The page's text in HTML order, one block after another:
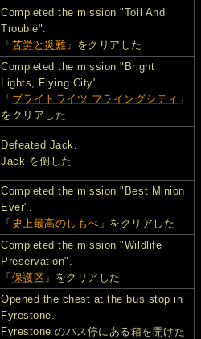
Completed the mission "Toil And
Trouble".
「 苦労と災難 」をクリアした
Completed the mission "Bright
Lights, Flying City".
「 ブライトライツ フライングシティ 」
をクリアした
Defeated Jack.
Jack を倒した
Completed the mission "Best Minion
Ever".
「 史上最高のしもべ 」をクリアした
Completed the mission "Wildlife
Preservation".
「 保護区 」をクリアした
Opened the chest at the bus stop in
Fyrestone.
Fyrestone のバス停にある箱を開けた